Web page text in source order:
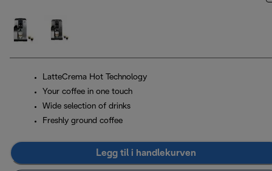
LatteCrema Hot Technology
Your coffee in one touch
Wide selection of drinks
Freshly ground coffee
Legg til i handlekurven